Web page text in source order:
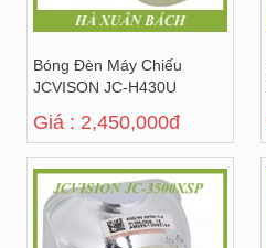
Bóng Đèn Máy Chiếu
JCVISON JC-H430U
Giá : 2,450,000đ